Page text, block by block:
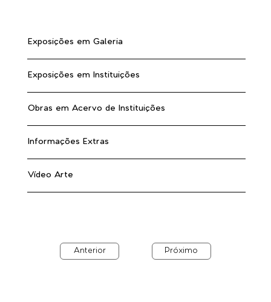
Exposições em Galeria
Exposições em Instituições
Obras em Acervo de Instituições
Informações Extras
Vídeo Arte
Anterior Próximo